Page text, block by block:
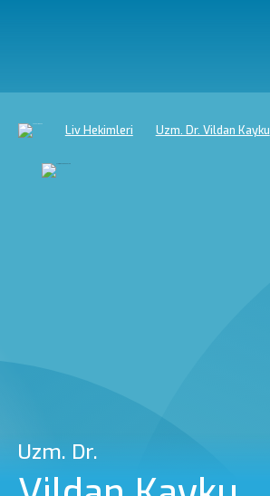
Liv Hekimleri Uzm. Dr. Vildan Kayku
Uzm. Dr.